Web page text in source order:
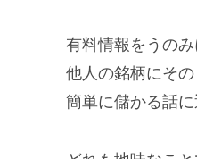
有料情報をうのみ
他人の銘柄にその
簡単に儲かる話に